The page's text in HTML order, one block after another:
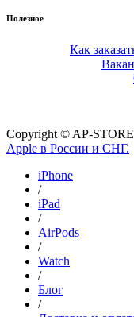
Полезное
Как
Copyright © AP-
Apple в России и СНГ.
iPhone
/
iPad
/
AirPods
/
Watch
/
Блог
/